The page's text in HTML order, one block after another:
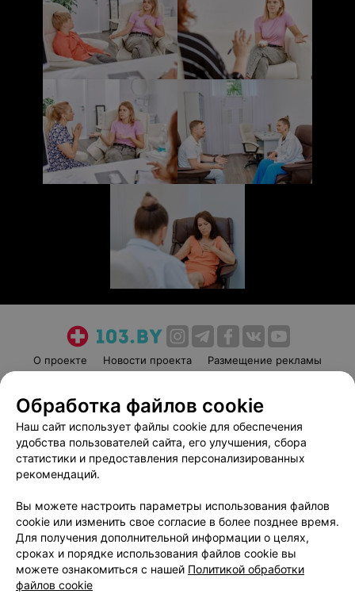
О проекте Новости проекта
Размещение рекламы
Пользовательское соглашение
Способы оплаты
Вакансии
Партнеры
Написать руководителю 103.by
Обработка персональных данных
Обработка файлов cookie
Наш сайт использует файлы cookie для обеспечения
удобства пользователей сайта, его улучшения, сбора
статистики и предоставления персонализированных
рекомендаций.
Вы можете настроить параметры использования файлов
cookie или изменить свое согласие в более позднее время.
Для получения дополнительной информации о целях,
сроках и порядке использования файлов cookie вы
можете ознакомиться с нашей Политикой обработки
файлов cookie